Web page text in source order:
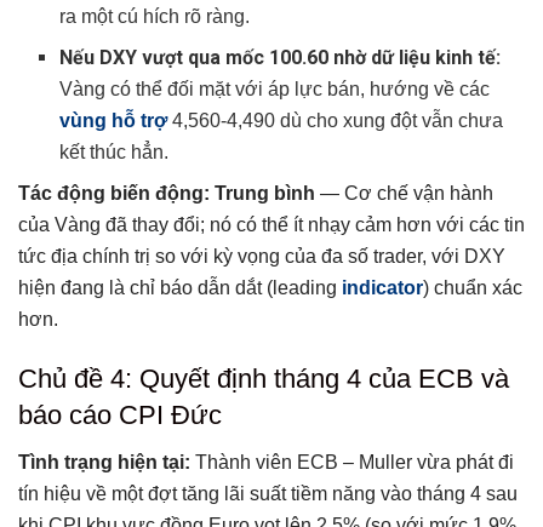
ra một cú hích rõ ràng.
Nếu DXY vượt qua mốc 100.60 nhờ dữ liệu kinh tế:
Vàng có thể đối mặt với áp lực bán, hướng về các
vùng hỗ trợ4,560-4,490 dù cho xung đột vẫn chưa
kết thúc hẳn.
Tác động biến động: Trung bình — Cơ chế vận hành
của Vàng đã thay đổi; nó có thể ít nhạy cảm hơn với các tin
tức địa chính trị so với kỳ vọng của đa số trader, với DXY
hiện đang là chỉ báo dẫn dắt (leading indicator) chuẩn xác
hơn.
Chủ đề 4: Quyết định tháng 4 của ECB và
báo cáo CPI Đức
Tình trạng hiện tại: Thành viên ECB – Muller vừa phát đi
tín hiệu về một đợt tăng lãi suất tiềm năng vào tháng 4 sau